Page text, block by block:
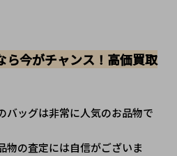
ら今がチャンス！高価買取
バッグは非常に人気のお品物で
物の査定には自信がございま